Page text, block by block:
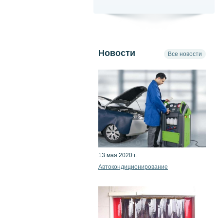
Новости Все новости
13 мая 2020 г.
Автокондиционирование